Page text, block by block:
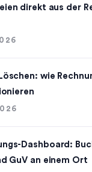
direkt aus der
wie
Dashboard:
GuV an einem Ort